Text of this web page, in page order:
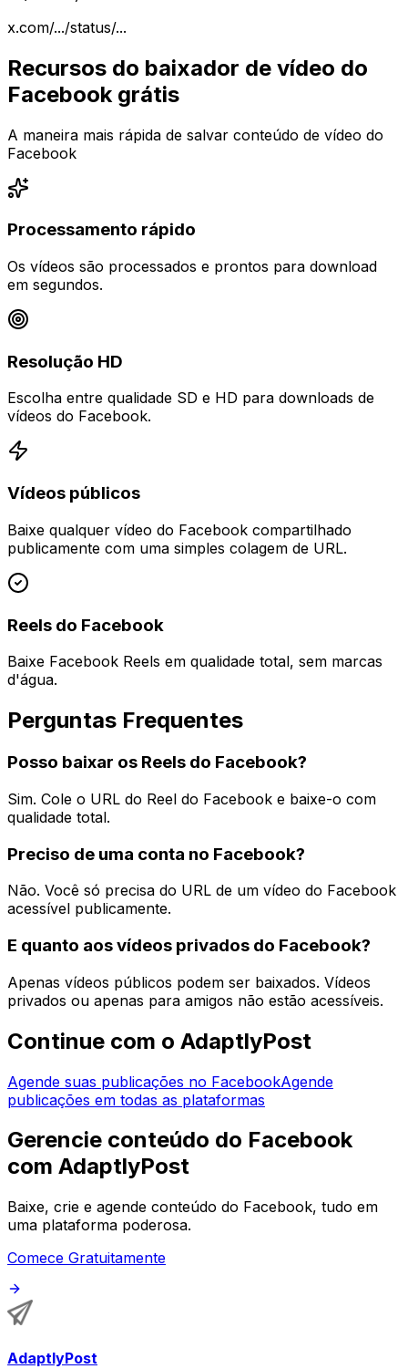
x.com/.../status/...
Recursos do baixador de vídeo do
Facebook grátis
A maneira mais rápida de salvar conteúdo de vídeo do
Facebook
Processamento rápido
Os vídeos são processados e prontos para download
em segundos.
Resolução HD
Escolha entre qualidade SD e HD para downloads de
vídeos do Facebook.
Vídeos públicos
Baixe qualquer vídeo do Facebook compartilhado
publicamente com uma simples colagem de URL.
Reels do Facebook
Baixe Facebook Reels em qualidade total, sem marcas
d'água.
Perguntas Frequentes
Posso baixar os Reels do Facebook?
Sim. Cole o URL do Reel do Facebook e baixe-o com
qualidade total.
Preciso de uma conta no Facebook?
Não. Você só precisa do URL de um vídeo do Facebook
acessível publicamente.
E quanto aos vídeos privados do Facebook?
Apenas vídeos públicos podem ser baixados. Vídeos
privados ou apenas para amigos não estão acessíveis.
Continue com o AdaptlyPost
Agende suas publicações no FacebookAgende
publicações em todas as plataformas
Gerencie conteúdo do Facebook
com AdaptlyPost
Baixe, crie e agende conteúdo do Facebook, tudo em
uma plataforma poderosa.
Comece Gratuitamente
AdaptlyPost